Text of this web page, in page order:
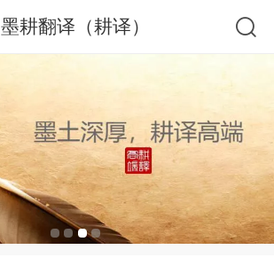
墨耕翻译（耕译）